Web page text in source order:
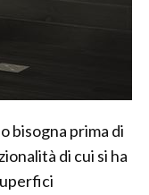
bisogna prima di
di cui si ha